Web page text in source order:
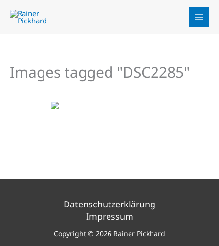
Inhalt
Images tagged "DSC2285"
Datenschutzerklärung
Impressum
Copyright © 2026 Rainer Pickhard